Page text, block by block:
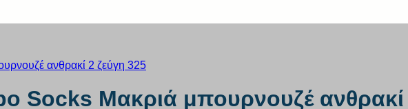
Socks Μακριά μπουρνουζέ ανθρακί